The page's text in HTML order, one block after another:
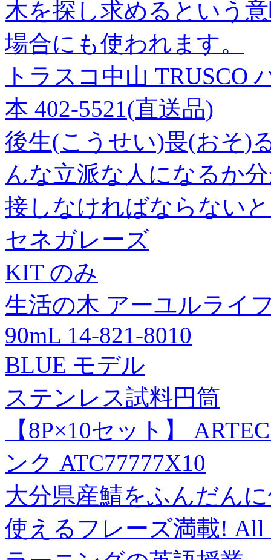
木を探し求めるという
場合にも使われます。
トラスコ中山 TRUSCO
本 402-5521(直送品)
後生(こうせい)畏(おそ)
んな立派な人になるか
接しなければならない
セネガレーズ
KIT のみ
生活の木 アーユルライ
90mL 14-821-8010
BLUE モデル
ステンレス試料円筒
【8P×10セット】
ンク ATC77777X10
大分県産鯖をふんだん
使えるフレーズ満載!